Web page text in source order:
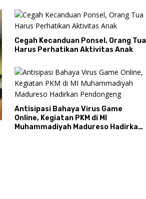
Cegah Kecanduan Ponsel, Orang Tua
Harus Perhatikan Aktivitas Anak
Antisipasi Bahaya Virus Game
Online, Kegiatan PKM di MI
Muhammadiyah Madureso Hadirkan